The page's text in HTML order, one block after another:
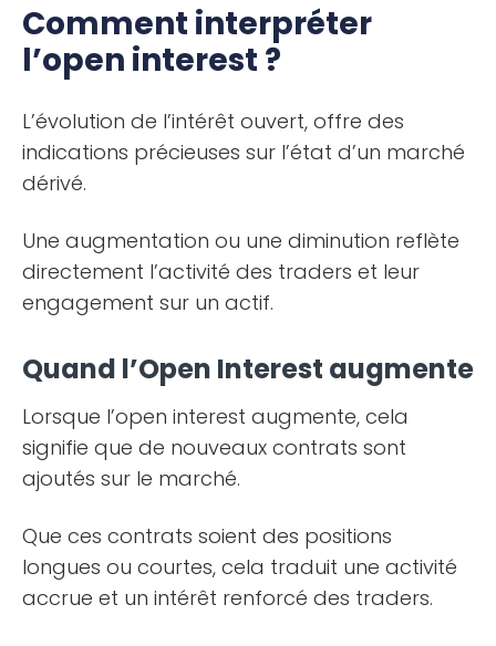
Comment interpréter
l’open interest ?
L’évolution de l’intérêt ouvert, offre des
indications précieuses sur l’état d’un marché
dérivé.
Une augmentation ou une diminution reflète
directement l’activité des traders et leur
engagement sur un actif.
Quand l’Open Interest augmente
Lorsque l’open interest augmente, cela
signifie que de nouveaux contrats sont
ajoutés sur le marché.
Que ces contrats soient des positions
longues ou courtes, cela traduit une activité
accrue et un intérêt renforcé des traders.